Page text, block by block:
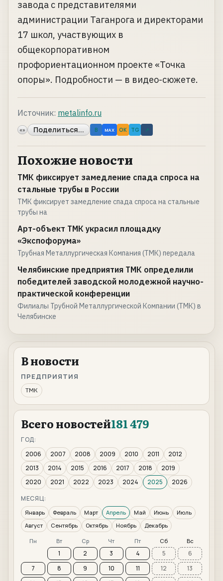
завода с представителями
администрации Таганрога и директорами
17 школ, участвующих в
общекорпоративном
профориентационном проекте «Точка
опоры». Подробности — в видео-сюжете.
Источник: metalinfo.ru
«» Поделиться... B MAX OK TG ↗
Похожие новости
ТМК фиксирует замедление спада спроса на
стальные трубы в России
ТМК фиксирует замедление спада спроса на стальные
трубы на
Арт-объект ТМК украсил площадку
«Экспофорума»
Трубная Металлургическая Компания (ТМК) передала
Челябинские предприятия ТМК определили
победителей заводской молодежной научно-
практической конференции
Филиалы Трубной Металлургической Компании (ТМК) в
Челябинске
В новости
ПРЕДПРИЯТИЯ
ТМК
Всего новостей181 479
ГОД:
2006
2007 2008 2009 2010 2011
2012
2013
2014 2015 2016 2017 2018
2019
2020
2021 2022 2023 2024 2025
2026
МЕСЯЦ:
Январь Февраль Март Апрель Май Июнь
Июль
Август
Сентябрь Октябрь Ноябрь Декабрь
Пн Вт Ср Чт Пт Сб Вс
1 2 3 4 5
6
7
8 9 10 11 12
13